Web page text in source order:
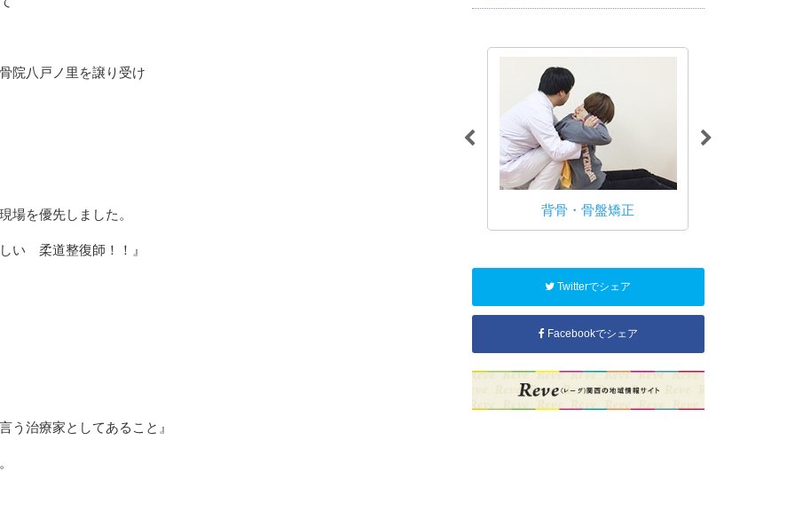
八戸ノ里を譲り受け
場を優先しました。
い 柔道整復師！！』
う治療家としてあること』
背骨・骨盤矯正
Twitterでシェア
Facebookでシェア